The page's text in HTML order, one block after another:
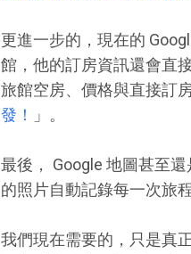
更進一步的，現在的
館，他的訂房資訊還會直
旅館空房、價格與直接訂
發！
」。
最後， Google 地圖甚至
的照片自動記錄每一次旅
我們現在需要的，只是真